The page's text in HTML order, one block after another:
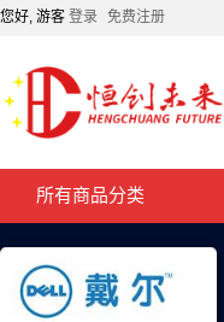
您好, 游客 登录 免费注册
所有商品分类